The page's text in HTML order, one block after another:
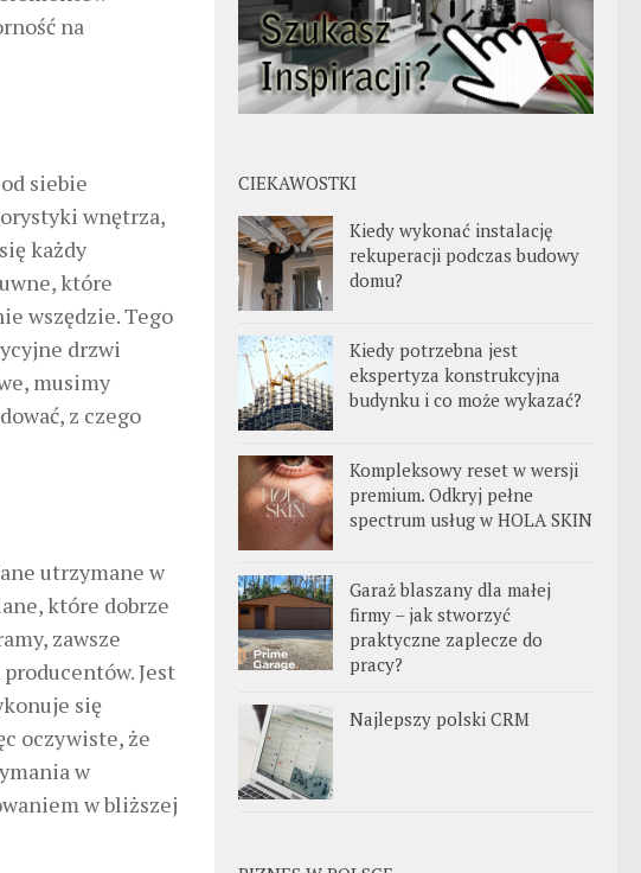
na
siebie
wnętrza,
każdy
które
wszędzie. Tego
drzwi
musimy
z czego
utrzymane w
które dobrze
zawsze
Jest
się
oczywiste, że
w
w bliższej
CIEKAWOSTKI
Kiedy wykonać instalację
rekuperacji podczas budowy
domu?
Kiedy potrzebna jest
ekspertyza konstrukcyjna
budynku i co może wykazać?
Kompleksowy reset w wersji
premium. Odkryj pełne
spectrum usług w HOLA SKIN
Garaż blaszany dla małej
firmy – jak stworzyć
praktyczne zaplecze do
pracy?
Najlepszy polski CRM